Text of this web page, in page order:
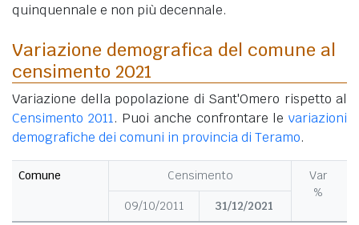
quinquennale e non più decennale.
Variazione demografica del comune al
censimento 2021
Variazione della popolazione di Sant'Omero rispetto al
Censimento 2011. Puoi anche confrontare levariazioni
demografiche dei comuni in provincia di Teramo.
Comune Censimento
Var
%
09/10/2011
31/12/2021